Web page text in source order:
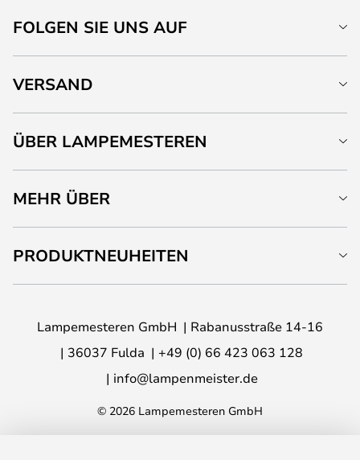
FOLGEN SIE UNS AUF
VERSAND
ÜBER LAMPEMESTEREN
MEHR ÜBER
PRODUKTNEUHEITEN
Lampemesteren GmbH
Rabanusstraße 14-16
36037 Fulda
+49 (0) 66 423 063 128
info@lampenmeister.de
© 2026 Lampemesteren GmbH